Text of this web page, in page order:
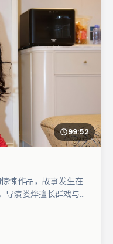
99:52
悚作品，故事发生在
导演娄烨擅长群戏与空
点，小松菜奈则以细
强类型与清晰主线，这